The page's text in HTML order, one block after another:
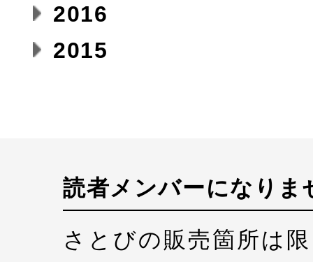
2016
2015
読者メンバーになりま
さとびの販売箇所は